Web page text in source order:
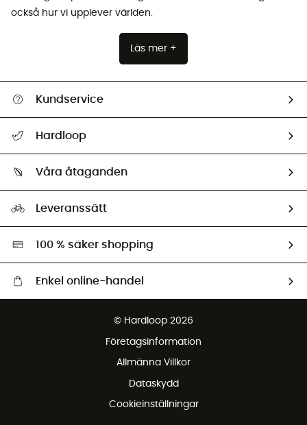
också hur vi upplever världen.
Läs mer +
Kundservice
Retur & återbetalning
Hardloop
Ambassadörer
Våra åtaganden
Miljöanpassat urval
Leveranssätt
100 % säker shopping
Enkel online-handel
© Hardloop 2026
Företagsinformation
Allmänna Villkor
Dataskydd
Cookieinställningar